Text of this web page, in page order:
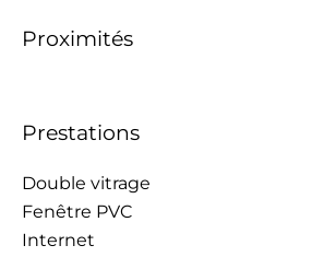
Proximités
Prestations
Double vitrage
Fenêtre PVC
Internet